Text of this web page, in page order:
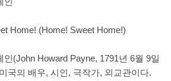
Home! (Home! Sweet Home!)
(John Howard Payne, 1791년 6월 9일
국의 배우, 시인, 극작가, 외교관이다.